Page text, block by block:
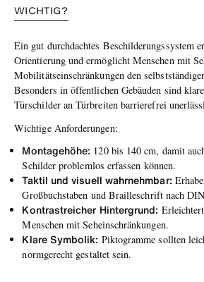
WICHTIG?
Ein gut durchdachtes Beschilderungssystem
Orientierung und ermöglicht Menschen mit
Mobilitätseinschränkungen den
Besonders in öffentlichen Gebäuden sind
Türschilder an Türbreiten barrierefrei
Wichtige Anforderungen:
Montagehöhe: 120 bis 140 cm, damit
Schilder problemlos erfassen können.
Taktil und visuell wahrnehmbar:
Großbuchstaben und Brailleschrift nach
Kontrastreicher Hintergrund:
Menschen mit Seheinschränkungen.
Klare Symbolik: Piktogramme sollten
normgerecht gestaltet sein.